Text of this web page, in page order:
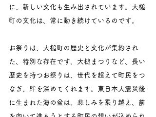
に、新しい文化も生み出されています。大槌
町の文化は、常に動き続けているのです。
お祭りは、大槌町の歴史と文化が集約され
た、特別な存在です。大槌まつりなど、長い
歴史を持つお祭りは、世代を超えて町民をつ
なぎ、絆を深めてくれます。東日本大震災後
に生まれた海の盆は、悲しみを乗り越え、前